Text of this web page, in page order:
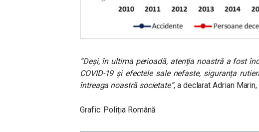
“Deși, în ultima perioadă, atenția noastră a fost
COVID-19 și efectele sale nefaste, siguranța
întreaga noastră societate”, a declarat Adrian
Grafic: Poliția Română